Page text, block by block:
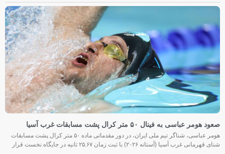
صعود هومر عباسی به فینال ۵۰ متر کرال پشت مسابقات غرب آسیا
هومر عباسی، شناگر تیم ملی ایران، در دور مقدماتی ماده ۵۰ متر کرال پشت مسابقات
شنای قهرمانی غرب آسیا (آستانه ۲۰۲۶) با ثبت زمان ۲۵.۶۷ ثانیه در جایگاه نخست قرار